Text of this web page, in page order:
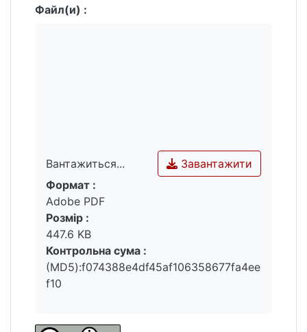
Файл(и) :
Вантажиться...
Вантажиться...
Завантажити
Формат :
Adobe PDF
Розмір :
447.6 KB
Контрольна сума :
(MD5):f074388e4df45af106358677fa4ee
f10